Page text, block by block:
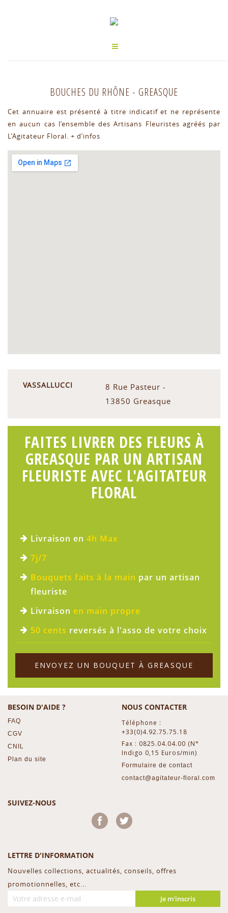
BOUCHES DU RHÔNE - GREASQUE
Cet annuaire est présenté à titre indicatif et ne représente
en aucun cas l’ensemble des Artisans Fleuristes agréés par
L’Agitateur Floral. + d’infos
VASSALLUCCI
8 Rue Pasteur -
13850 Greasque
FAITES LIVRER DES FLEURS À
GREASQUE PAR UN ARTISAN
FLEURISTE AVEC L'AGITATEUR
FLORAL
Livraison en 4h Max
7j/7
Bouquets faits à la main par un artisan
fleuriste
Livraison en main propre
50 cents reversés à l'asso de votre choix
ENVOYEZ UN BOUQUET À GREASQUE
BESOIN D'AIDE ?
FAQ
CGV
CNIL
Plan du site
NOUS CONTACTER
Téléphone :
+33(0)4.92.75.75.18
Fax : 0825.04.04.00 (N°
Indigo 0,15 Euros/min)
Formulaire de contact
contact@agitateur-floral.com
SUIVEZ-NOUS
Facebook
LETTRE D'INFORMATION
Nouvelles collections, actualités, conseils, offres
promotionnelles, etc...
Je m'inscris